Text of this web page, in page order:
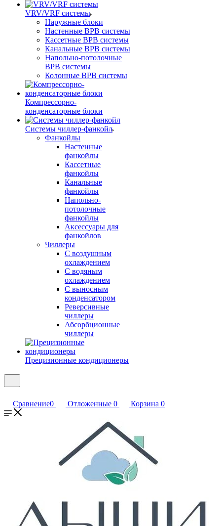
VRV/VRF системы
Наружные блоки
Настенные ВРВ системы
Кассетные ВРВ системы
Канальные ВРВ системы
Напольно-потолочные
ВРВ системы
Колонные ВРВ системы
Компрессорно-
конденсаторные блоки
Системы чиллер-фанкойл
Фанкойлы
Настенные
фанкойлы
Кассетные
фанкойлы
Канальные
фанкойлы
Напольно-
потолочные
фанкойлы
Аксессуары для
фанкойлов
Чиллеры
С воздушным
охлаждением
С водяным
охлаждением
С выносным
конденсатором
Реверсивные
чиллеры
Абсорбционные
чиллеры
Прецизионные кондиционеры
Сравнение0 Отложенные 0 Корзина 0